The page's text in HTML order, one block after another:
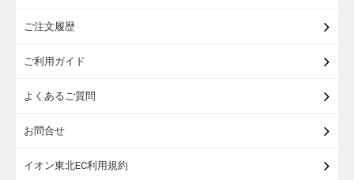
ご注文履歴
ご利用ガイド
よくあるご質問
お問合せ
イオン東北EC利用規約